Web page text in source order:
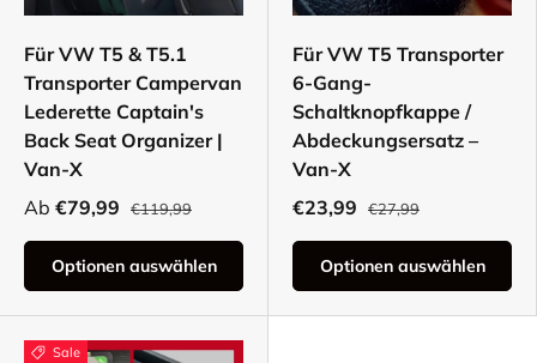
Für VW T5 & T5.1
Transporter Campervan
Lederette Captain's
Back Seat Organizer |
Van-X
Ab €79,99 €119,99
Optionen auswählen
Für VW T5 Transporter
6-Gang-
Schaltknopfkappe /
Abdeckungsersatz –
Van-X
€23,99
€27,99
Optionen auswählen
Sale